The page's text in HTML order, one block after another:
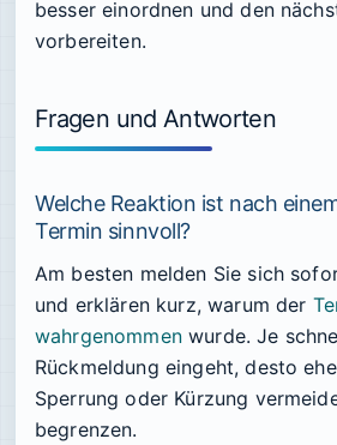
besser einordnen und den
vorbereiten.
Fragen und Antworten
Welche Reaktion ist nach
Termin sinnvoll?
Am besten melden Sie sich
und erklären kurz, warum der
wahrgenommenwurde. Je
Rückmeldung eingeht, desto
Sperrung oder Kürzung
begrenzen.